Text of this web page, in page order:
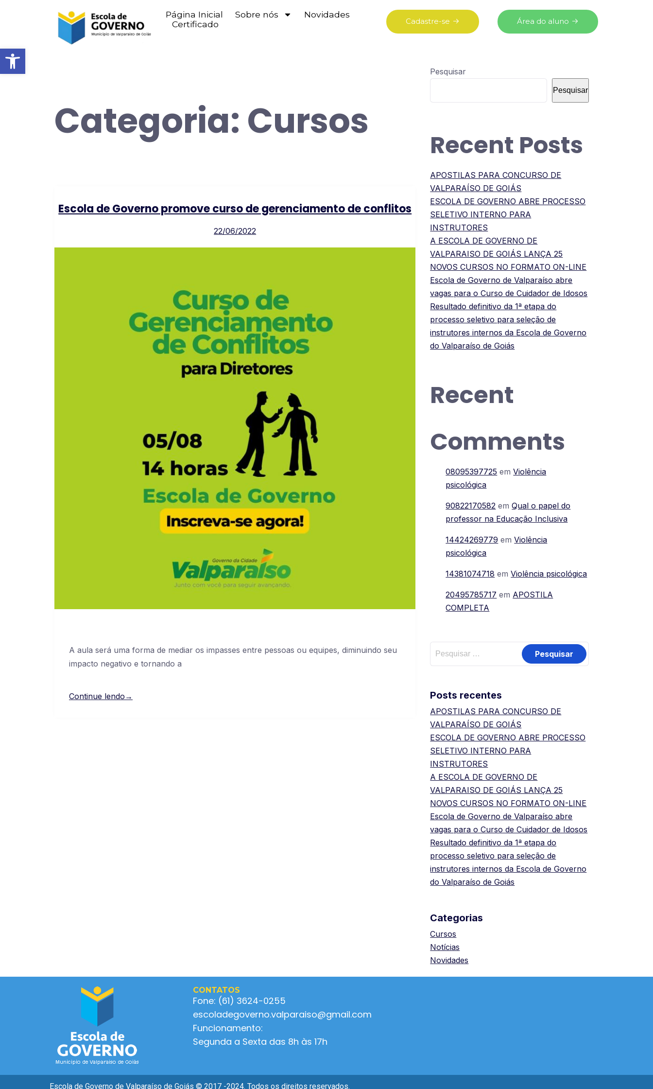
Abrir barra de ferramentas
Página Inicial Sobre nós
Novidades
Certificado
Cadastre-se Área do aluno
Categoria: Cursos
Escola de Governo promove curso de gerenciamento de conflitos
22/06/2022
A aula será uma forma de mediar os impasses entre pessoas ou equipes, diminuindo seu
impacto negativo e tornando a
Continue lendo→
Pesquisar
Pesquisar
Recent Posts
APOSTILAS PARA CONCURSO DE
VALPARAÍSO DE GOIÁS
ESCOLA DE GOVERNO ABRE PROCESSO
SELETIVO INTERNO PARA
INSTRUTORES
A ESCOLA DE GOVERNO DE
VALPARAISO DE GOIÁS LANÇA 25
NOVOS CURSOS NO FORMATO ON-LINE
Escola de Governo de Valparaíso abre
vagas para o Curso de Cuidador de Idosos
Resultado definitivo da 1ª etapa do
processo seletivo para seleção de
instrutores internos da Escola de Governo
do Valparaíso de Goiás
Recent
Comments
08095397725 emViolência
psicológica
90822170582 emQual o papel do
professor na Educação Inclusiva
14424269779 emViolência
psicológica
14381074718 emViolência psicológica
20495785717 em APOSTILA
COMPLETA
Posts recentes
APOSTILAS PARA CONCURSO DE
VALPARAÍSO DE GOIÁS
ESCOLA DE GOVERNO ABRE PROCESSO
SELETIVO INTERNO PARA
INSTRUTORES
A ESCOLA DE GOVERNO DE
VALPARAISO DE GOIÁS LANÇA 25
NOVOS CURSOS NO FORMATO ON-LINE
Escola de Governo de Valparaíso abre
vagas para o Curso de Cuidador de Idosos
Resultado definitivo da 1ª etapa do
processo seletivo para seleção de
instrutores internos da Escola de Governo
do Valparaíso de Goiás
Categorias
Cursos
Notícias
Novidades
CONTATOS
Fone: (61) 3624-0255
escoladegoverno.valparaiso@gmail.com
Funcionamento:
Segunda a Sexta das 8h às 17h
Escola de Governo de Valparaíso de Goiás © 2017 -2024. Todos os direitos reservados.